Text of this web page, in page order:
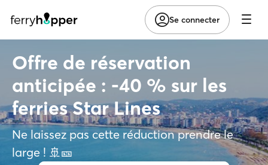
Se connecter
Offre de réservation
anticipée : -40 % sur les
ferries Star Lines
Ne laissez pas cette réduction prendre le
large ! 🚢🎫